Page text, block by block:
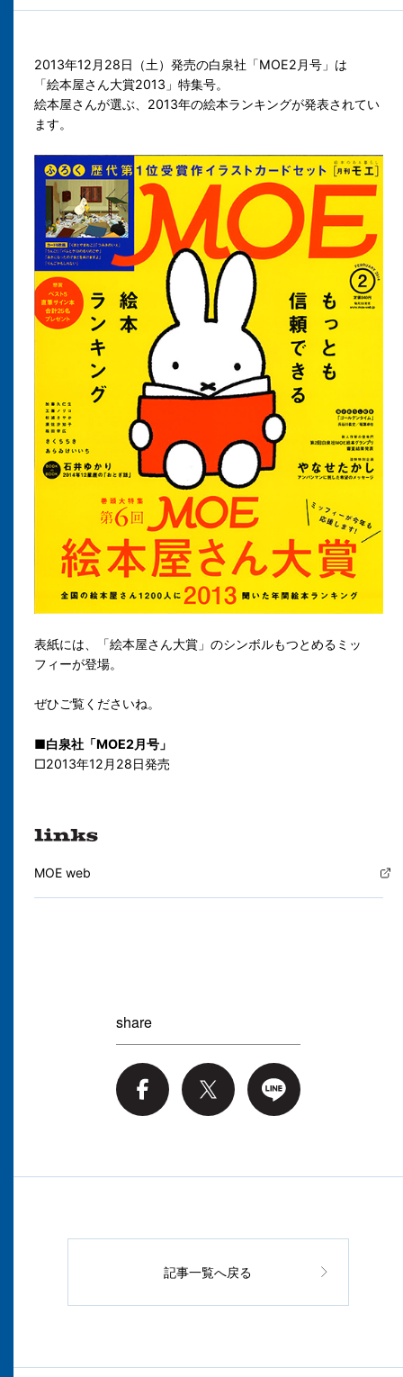
2013年12月28日（土）発売の白泉社「MOE2月号」は
「絵本屋さん大賞2013」特集号。
絵本屋さんが選ぶ、2013年の絵本ランキングが発表されてい
ます。
表紙には、 「絵本屋さん大賞」のシンボルもつとめる ミッ
フィーが登場。
ぜひご覧くださいね。
■白泉社「MOE2月号」
□2013年12月28日発売
MOE web
share
記事一覧へ戻る